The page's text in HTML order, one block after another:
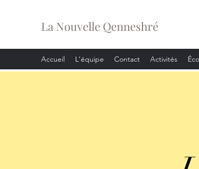
La Nouvelle Qenneshré
Accueil L'équipe Contact Activités